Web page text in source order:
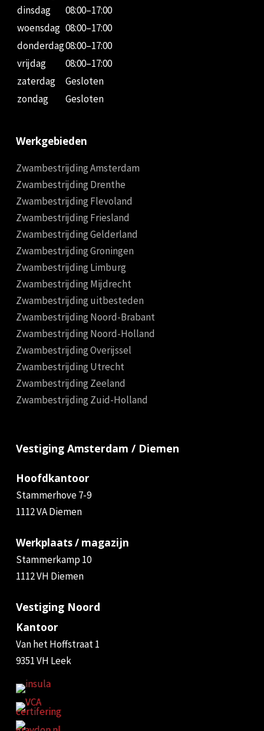
dinsdag
08:00–17:00
woensdag 08:00–17:00
donderdag08:00–17:00
vrijdag
08:00–17:00
zaterdag
Gesloten
zondag
Gesloten
Werkgebieden
Zwambestrijding Amsterdam
Zwambestrijding Drenthe
Zwambestrijding Flevoland
Zwambestrijding Friesland
Zwambestrijding Gelderland
Zwambestrijding Groningen
Zwambestrijding Limburg
Zwambestrijding Mijdrecht
Zwambestrijding uitbesteden
Zwambestrijding Noord-Brabant
Zwambestrijding Noord-Holland
Zwambestrijding Overijssel
Zwambestrijding Utrecht
Zwambestrijding Zeeland
Zwambestrijding Zuid-Holland
Vestiging Amsterdam / Diemen
Hoofdkantoor
Stammerhove 7-9
1112 VA Diemen
Werkplaats / magazijn
Stammerkamp 10
1112 VH Diemen
Vestiging Noord
Kantoor
Van het Hoffstraat 1
9351 VH Leek